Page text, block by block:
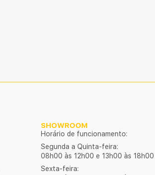
SHOWROOM
Horário de funcionamento:
Segunda a Quinta-feira:
08h00 às 12h00 e 13h00 às 18h00
Sexta-feira: